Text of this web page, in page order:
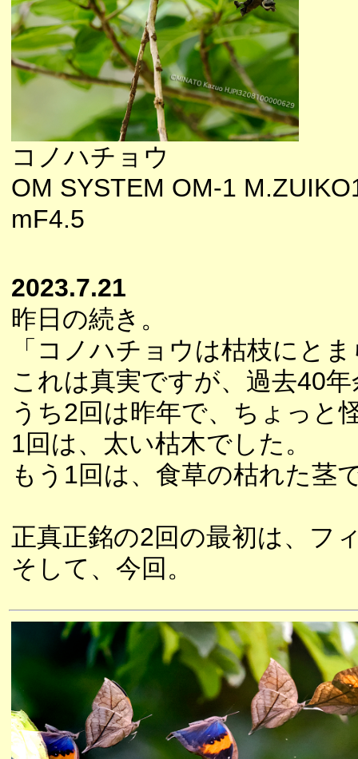
コノハチョウ
OM SYSTEM OM-1
mF4.5
2023.7.21
昨日の続き。
「コノハチョウは枯枝にと
これは真実ですが、過去40
うち2回は昨年で、ちょっと
1回は、太い枯木でした。
もう1回は、食草の枯れた茎
正真正銘の2回の最初は、フ
そして、今回。